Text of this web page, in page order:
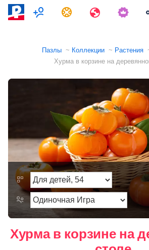
Мультиплеер
Задания
Пазлы Коллекции Растения
Хурма в корзине на
Хурма в корзине на